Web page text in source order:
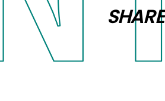
SHARE